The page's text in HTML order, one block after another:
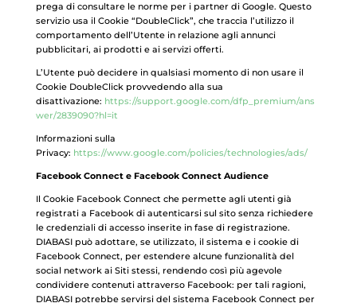
prega di consultare le norme per i partner di Google. Questo
servizio usa il Cookie “DoubleClick”, che traccia l’utilizzo il
comportamento dell’Utente in relazione agli annunci
pubblicitari, ai prodotti e ai servizi offerti.
L’Utente può decidere in qualsiasi momento di non usare il
Cookie DoubleClick provvedendo alla sua
disattivazione: https://support.google.com/dfp_premium/ans
wer/2839090?hl=it
Informazioni sulla
Privacy: https://www.google.com/policies/technologies/ads/
Facebook Connect e Facebook Connect Audience
Il Cookie Facebook Connect che permette agli utenti già
registrati a Facebook di autenticarsi sul sito senza richiedere
le credenziali di accesso inserite in fase di registrazione.
DIABASI può adottare, se utilizzato, il sistema e i cookie di
Facebook Connect, per estendere alcune funzionalità del
social network ai Siti stessi, rendendo così più agevole
condividere contenuti attraverso Facebook: per tali ragioni,
DIABASI potrebbe servirsi del sistema Facebook Connect per